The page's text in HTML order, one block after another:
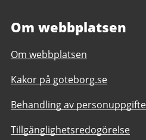
Om webbplatsen
Om webbplatsen
Kakor på goteborg.se
Behandling av
Tillgänglighetsredogörelse